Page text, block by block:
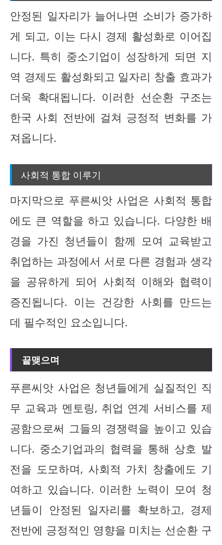
안정된 일자리가 늘어나면 소비가 증가하
게 되고, 이는 다시 경제 활성화로 이어집
니다. 특히 중소기업이 성장하게 되면 지
역 경제도 활성화되고 일자리 창출 효과가
더욱 확대됩니다. 이러한 선순환 구조는
한국 사회 전반에 걸쳐 긍정적 변화를 가
져옵니다.
사회적 통합 이루기
마지막으로 푸른씨앗 사업은 사회적 통합
에도 큰 역할을 하고 있습니다. 다양한 배
경을 가진 청년들이 함께 모여 교육받고
취업하는 과정에서 서로 다른 경험과 생각
을 공유하게 되어 사회적 이해와 협력이
증진됩니다. 이는 건강한 사회를 만드는
데 필수적인 요소입니다.
끝맺으며
푸른씨앗 사업은 청년들에게 실질적인 직
무 교육과 멘토링, 취업 연계 서비스를 제
공함으로써 그들의 경쟁력을 높이고 있습
니다. 중소기업과의 협력을 통해 상호 발
전을 도모하며, 사회적 가치 창출에도 기
여하고 있습니다. 이러한 노력이 모여 청
년들이 안정된 일자리를 확보하고, 경제
전반에 긍정적인 영향을 미치는 선순환 구